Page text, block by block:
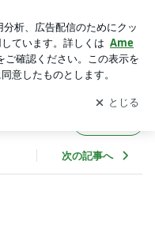
通知
を受け取りまし
開く
次の記事へ